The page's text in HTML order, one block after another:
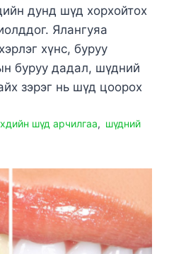
дунд шүд хорхойтох
Ялангуяа
хүнс, буруу
буруу дадал, шүдний
зэрэг нь шүд цоорох
шүд арчилгаа, шүдний